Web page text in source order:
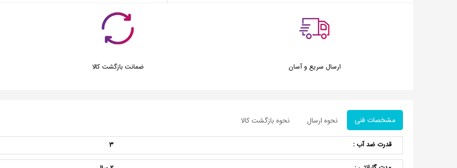
ارسال سریع و آسان ضمانت بازگشت کالا
مشخصات فنی نحوه ارسال نحوه بازگشت کالا
قدرت ضد آب : 3